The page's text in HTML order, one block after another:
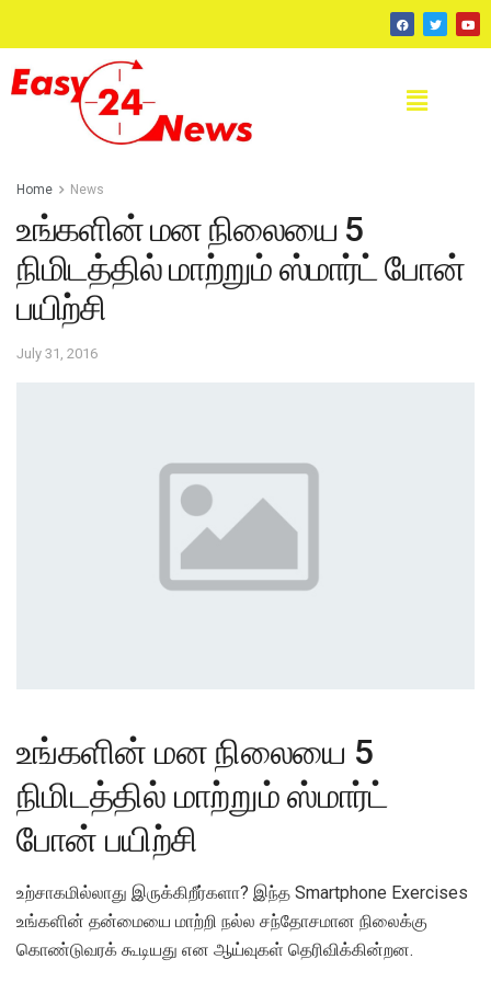
Home News
உங்களின் மன நிலையை 5
நிமிடத்தில் மாற்றும் ஸ்மார்ட் போன்
பயிற்சி
July 31, 2016
உங்களின் மன நிலையை 5
நிமிடத்தில் மாற்றும் ஸ்மார்ட்
போன் பயிற்சி
உற்சாகமில்லாது இருக்கிறீர்களா? இந்த Smartphone Exercises
உங்களின் தன்மையை மாற்றி நல்ல சந்தோசமான நிலைக்கு
கொண்டுவரக் கூடியது என ஆய்வுகள் தெரிவிக்கின்றன.